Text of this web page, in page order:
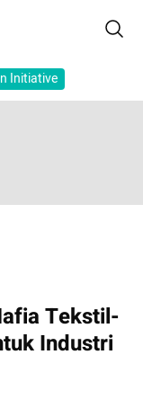
Initiative
Tekstil-
Industri